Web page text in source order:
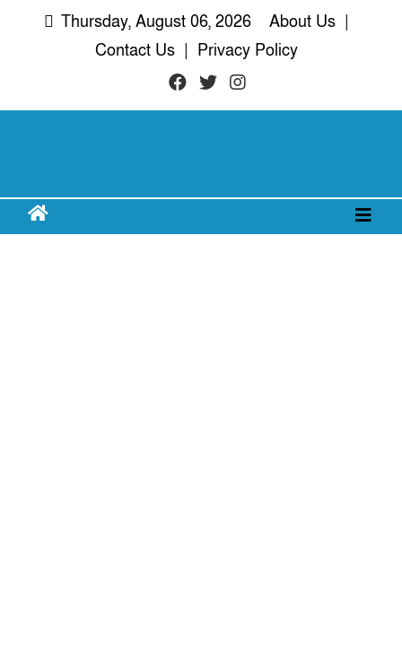
Thursday, August 06, 2026 About Us
Contact Us
Privacy Policy
দরিয়া নগর
অদৃশ্য খবরের আপোষহীন সত্য